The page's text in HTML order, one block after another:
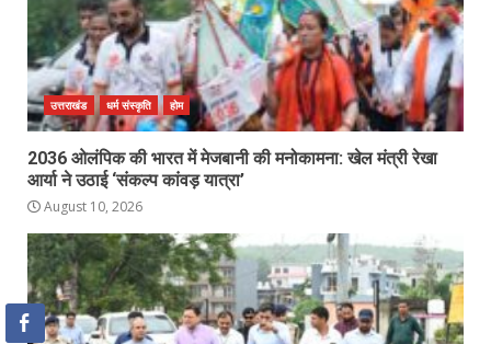
उत्तराखंड धर्म संस्कृति होम
2036 ओलंपिक की भारत में मेजबानी की मनोकामना: खेल मंत्री रेखा
आर्या ने उठाई ‘संकल्प कांवड़ यात्रा’
August 10, 2026